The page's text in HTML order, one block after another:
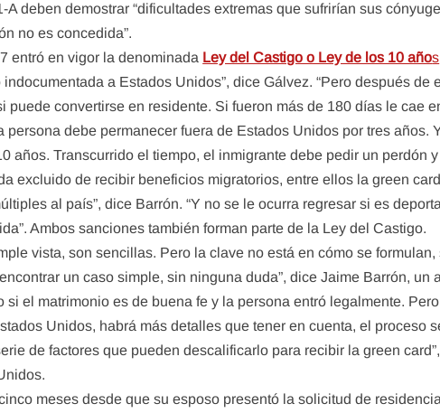
A deben demostrar “dificultades extremas que sufrirían sus
no es concedida”.
entró en vigor la denominada Ley del Castigo o Ley de los 10 años
a Estados Unidos”, dice Gálvez. “Pero después
puede convertirse en residente. Si fueron más de 180 días le cae
persona debe permanecer fuera de Estados Unidos por tres
años. Transcurrido el tiempo, el inmigrante debe pedir un perdón
excluido de recibir beneficios migratorios, entre ellos la green
al país”, dice Barrón. “Y no se le ocurra regresar si es
Ambos sanciones también forman parte de la Ley del Castigo.
vista, son sencillas. Pero la clave no está en cómo se
un caso simple, sin ninguna duda”, dice Jaime Barrón,
si el matrimonio es de buena fe y la persona entró legalmente.
Unidos, habrá más detalles que tener en cuenta, el proceso
de factores que pueden descalificarlo para recibir la green
meses desde que su esposo presentó la solicitud de